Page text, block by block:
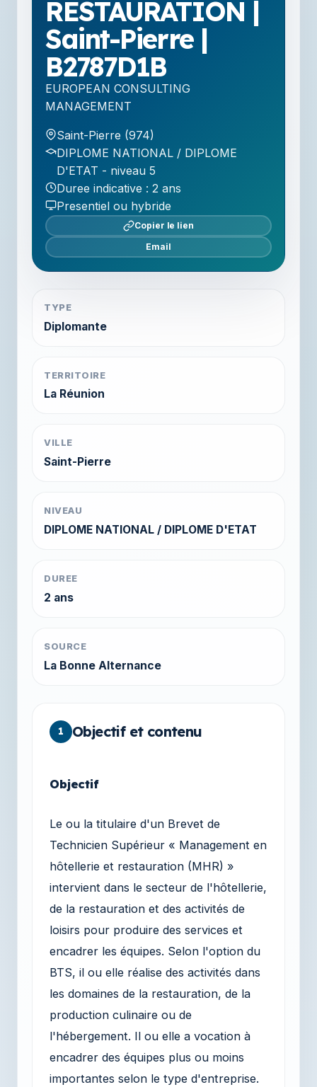
RESTAURATION |
Saint-Pierre |
B2787D1B
EUROPEAN CONSULTING
MANAGEMENT
Saint-Pierre (974)
DIPLOME NATIONAL / DIPLOME
D'ETAT - niveau 5
Duree indicative : 2 ans
Presentiel ou hybride
Copier le lien
Email
TYPE
Diplomante
TERRITOIRE
La Réunion
VILLE
Saint-Pierre
NIVEAU
DIPLOME NATIONAL / DIPLOME D'ETAT
DUREE
2 ans
SOURCE
La Bonne Alternance
1 Objectif et contenu
Objectif
Le ou la titulaire d'un Brevet de
Technicien Supérieur « Management en
hôtellerie et restauration (MHR) »
intervient dans le secteur de l'hôtellerie,
de la restauration et des activités de
loisirs pour produire des services et
encadrer les équipes. Selon l'option du
BTS, il ou elle réalise des activités dans
les domaines de la restauration, de la
production culinaire ou de
l'hébergement. Il ou elle a vocation à
encadrer des équipes plus ou moins
importantes selon le type d'entreprise.